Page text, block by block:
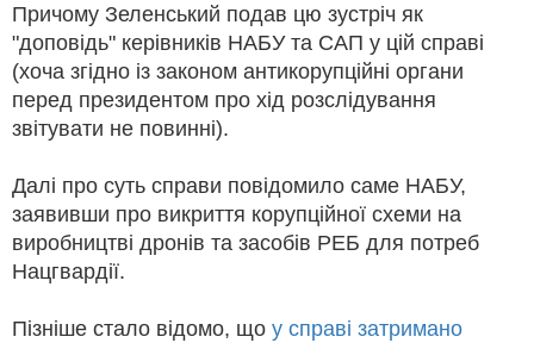
Причому Зеленський подав цю зустріч як
"доповідь" керівників НАБУ та САП у цій справі
(хоча згідно із законом антикорупційні органи
перед президентом про хід розслідування
звітувати не повинні).
Далі про суть справи повідомило саме НАБУ,
заявивши про викриття корупційної схеми на
виробництві дронів та засобів РЕБ для потреб
Нацгвардії.
Пізніше стало відомо, що у справі затримано